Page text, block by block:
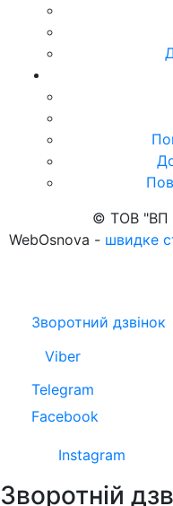
© TОB "ВП
WebOsnova - швидке
Зворотний дзвінок
Viber
Telegram
Facebook
Instagram
Зворотній